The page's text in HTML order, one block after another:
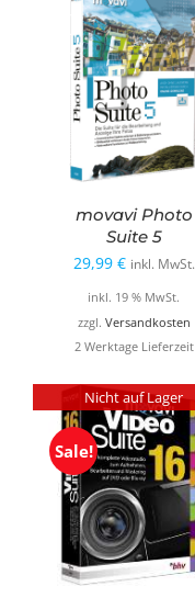
movavi Photo
Suite 5
29,99 € inkl. MwSt.
inkl. 19 % MwSt.
zzgl. Versandkosten
2 Werktage Lieferzeit
Nicht auf Lager
Sale!